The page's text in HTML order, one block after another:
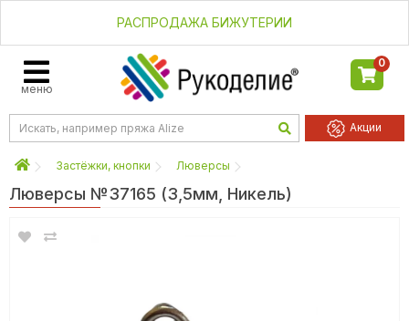
РАСПРОДАЖА БИЖУТЕРИИ
меню
0
Акции
Застёжки, кнопки Люверсы
Люверсы №37165 (3,5мм, Никель)